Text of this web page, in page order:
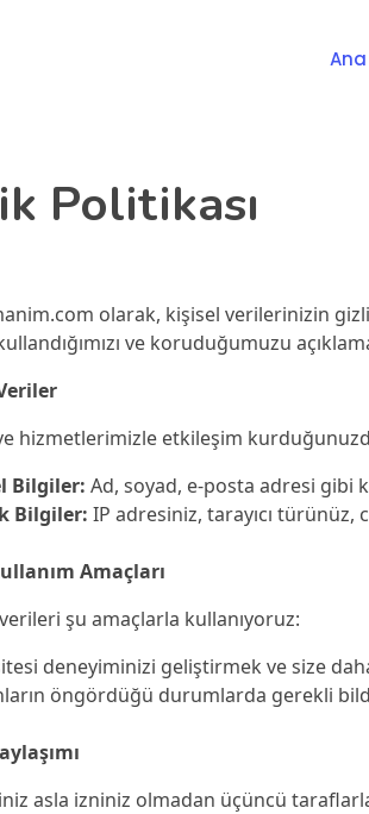
Politikası
olarak, kişisel verilerinizin
ve koruduğumuzu
hizmetlerimizle etkileşim
Bilgiler: Ad, soyad, e-posta adresi gibi
Bilgiler: IP adresiniz, tarayıcı türünüz,
Amaçları
verileri şu amaçlarla kullanıyoruz:
deneyiminizi geliştirmek ve size
öngördüğü durumlarda gerekli
asla izniniz olmadan üçüncü